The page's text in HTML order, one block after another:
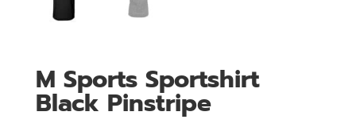
M Sports Sportshirt
Black Pinstripe